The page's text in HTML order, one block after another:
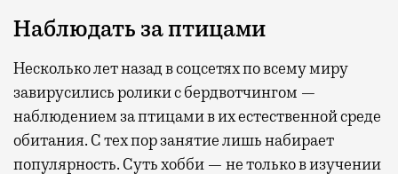
Наблюдать за птицами
Несколько лет назад в соцсетях по всему миру
завирусились ролики с бердвотчингом —
наблюдением за птицами в их естественной среде
обитания. С тех пор занятие лишь набирает
популярность. Суть хобби — не только в изучении